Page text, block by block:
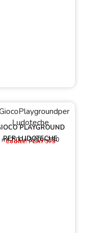
PLAYGROUND
PER LUDOTECHE
mt 7,00 x 3,00 h 2,50
Codice: PLAY 375